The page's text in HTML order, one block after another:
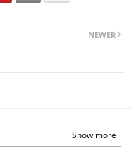
NEWER
Show more